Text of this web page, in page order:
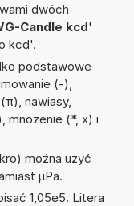
dwóch
Candle kcd'
kcd'.
podstawowe
(-),
nawiasy,
mnożenie (*, x) i
można użyć
µPa.
1,05e5. Litera